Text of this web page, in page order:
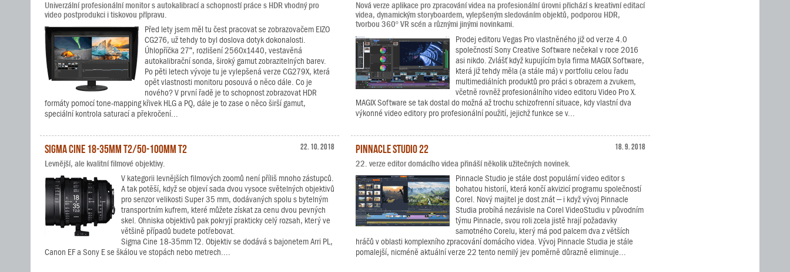
Univerzální profesionální monitor s autokalibrací a schopností práce s HDR vhodný pro
video postprodukci i tiskovou přípravu.
Před lety jsem měl tu čest pracovat se zobrazovačem EIZO
CG276, už tehdy to byl doslova dotyk dokonalosti.
Úhlopříčka 27“, rozlišení 2560x1440, vestavěná
autokalibrační sonda, široký gamut zobrazitelných barev.
Po pěti letech vývoje tu je vylepšená verze CG279X, která
opět vlastnosti monitoru posouvá o něco dále. Co je
nového? V první řadě je to schopnost zobrazovat HDR
formáty pomocí tone-mapping křivek HLG a PQ, dále je to zase o něco širší gamut,
speciální kontrola saturací a překročení...
Nová verze aplikace pro zpracování videa na profesionální úrovni přichází s kreativní editací
videa, dynamickým storyboardem, vylepšeným sledováním objektů, podporou HDR,
tvorbou 360º VR scén a různými jinými novinkami.
Prodej editoru Vegas Pro vlastněného již od verze 4.0
společností Sony Creative Software nečekal v roce 2016
asi nikdo. Zvlášť když kupujícím byla firma MAGIX Software,
která již tehdy měla (a stále má) v portfoliu celou řadu
multimediálních produktů pro práci s obrazem a zvukem,
včetně rovněž profesionálního video editoru Video Pro X.
MAGIX Software se tak dostal do možná až trochu schizofrenní situace, kdy vlastní dva
výkonné video editory pro profesionální použití, jejichž funkce se v...
22. 10. 2018
Sigma Cine 18-35mm T2/50-100mm T2
Levnější, ale kvalitní filmové objektivy.
V kategorii levnějších filmových zoomů není příliš mnoho zástupců.
A tak potěší, když se objeví sada dvou vysoce světelných objektivů
pro senzor velikosti Super 35 mm, dodávaných spolu s bytelným
transportním kufrem, které můžete získat za cenu dvou pevných
skel. Ohniska objektivů pak pokryjí prakticky celý rozsah, který ve
většině případů budete potřebovat.
Sigma Cine 18-35mm T2. Objektiv se dodává s bajonetem Arri PL,
Canon EF a Sony E se škálou ve stopách nebo metrech....
18. 9. 2018
Pinnacle Studio 22
22. verze editor domácího videa přináší několik užitečných novinek.
Pinnacle Studio je stále dost populární video editor s
bohatou historií, která končí akvizicí programu společností
Corel. Nový majitel je dost znát – i když vývoj Pinnacle
Studia probíhá nezávisle na Corel VideoStudiu v původním
týmu Pinnacle, svou roli zcela jistě hrají požadavky
samotného Corelu, který má pod palcem dva z větších
hráčů v oblasti komplexního zpracování domácího videa. Vývoj Pinnacle Studia je stále
pomalejší, nicméně aktuální verze 22 tento nemilý jev poměrně důrazně eliminuje...